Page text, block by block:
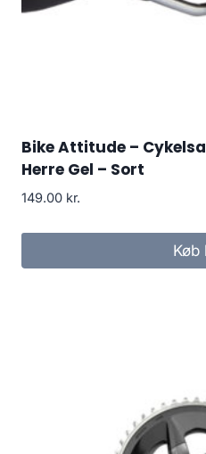
Bike Attitude –
Herre Gel – Sort
149.00 kr.
Køb